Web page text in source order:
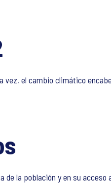
el cambio climático
de la población y en su